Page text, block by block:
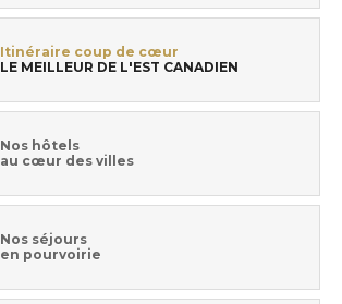
Itinéraire coup de cœur
LE MEILLEUR DE L'EST CANADIEN
Nos hôtels
au cœur des villes
Nos séjours
en pourvoirie